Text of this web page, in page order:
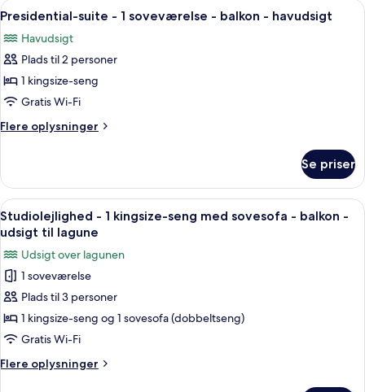
havudsigt
soveværelser
balkon
Indlæs
alle
billeder
af
Presidential-
suite
-
1
-
balkon
-
havudsigt
Et soveværelse med stort vindue,
13
Presidential-suite - 1 soveværelse - balkon - havudsigt
Havudsigt
Plads til 2 personer
1 kingsize-seng
Gratis Wi-Fi
Flere oplysninger
Flere
suite
1
soveværelse
balkon
havudsigt
Se priser
Indlæs
alle
billeder
af
Studiolejlighed
-
1
kingsize-
seng
med
En balkon med udsigt over vand,
8
Studiolejlighed - 1 kingsize-seng med sovesofa - balkon -
udsigt til lagune
Udsigt over lagunen
1 soveværelse
Plads til 3 personer
1 kingsize-seng og 1 sovesofa (dobbeltseng)
Gratis Wi-Fi
Flere oplysninger
Flere